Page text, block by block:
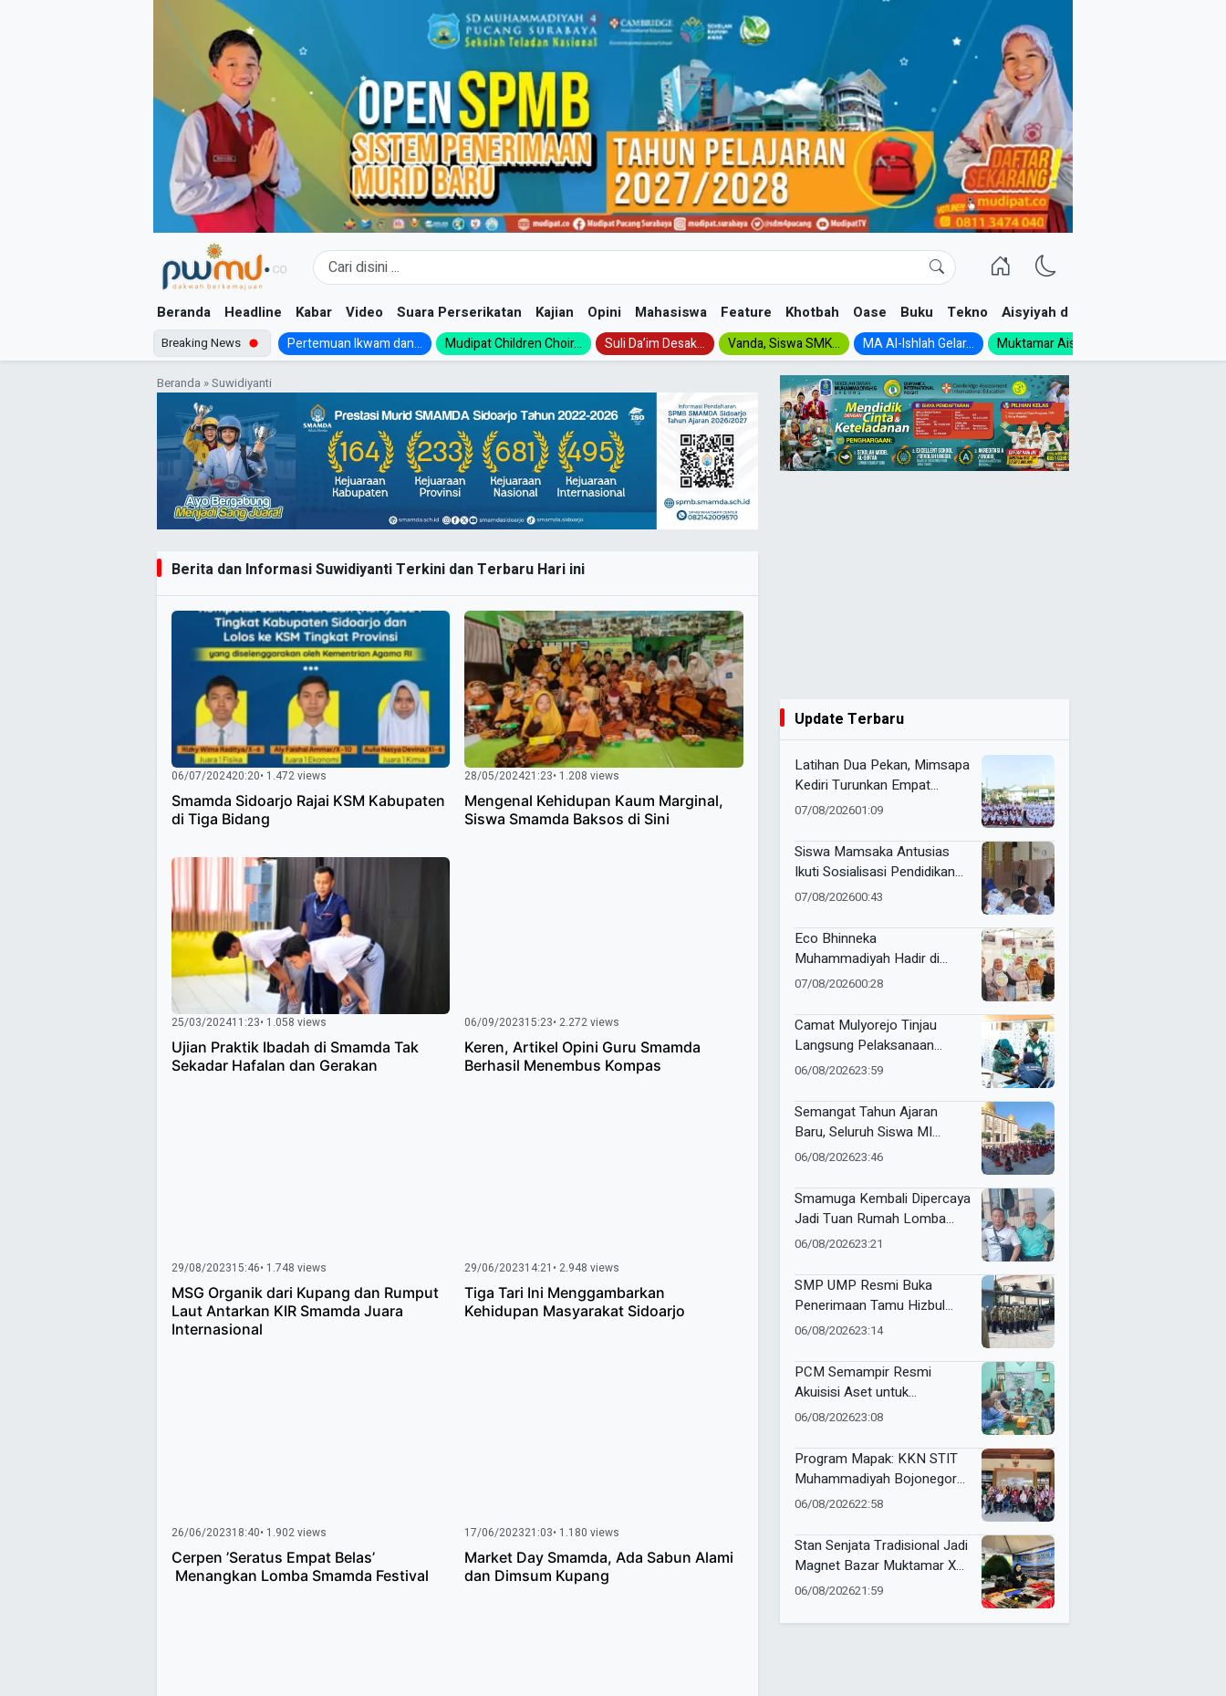
Beranda Headline Kabar Video Suara Perserikatan Kajian Opini Mahasiswa Feature Khotbah Oase Buku Tekno Aisyiyah dan NA
Breaking News Pertemuan Ikwam dan... Mudipat Children Choir... Suli Da’im Desak... Vanda, Siswa SMK... MA Al-Ishlah Gelar... Muktamar Aisyiyah 1926:...
Beranda »Suwidiyanti
Berita dan Informasi Suwidiyanti Terkini dan Terbaru Hari ini
06/07/202420:20• 1.472 views
Smamda Sidoarjo Rajai KSM Kabupaten
di Tiga Bidang
28/05/202421:23• 1.208 views
Mengenal Kehidupan Kaum Marginal,
Siswa Smamda Baksos di Sini
25/03/202411:23• 1.058 views
Ujian Praktik Ibadah di Smamda Tak
Sekadar Hafalan dan Gerakan
06/09/202315:23• 2.272 views
Keren, Artikel Opini Guru Smamda
Berhasil Menembus Kompas
29/08/202315:46• 1.748 views
MSG Organik dari Kupang dan Rumput
Laut Antarkan KIR Smamda Juara
Internasional
29/06/202314:21 • 2.948 views
Tiga Tari Ini Menggambarkan
Kehidupan Masyarakat Sidoarjo
26/06/202318:40• 1.902 views
Cerpen ’Seratus Empat Belas’
Menangkan Lomba Smamda Festival
17/06/202321:03• 1.180 views
Market Day Smamda, Ada Sabun Alami
dan Dimsum Kupang
Update Terbaru
Latihan Dua Pekan, Mimsapa
Kediri Turunkan Empat
Peleton pada LBB HUT Ke-
07/08/202601:09
Siswa Mamsaka Antusias
Ikuti Sosialisasi Pendidikan
Lanjutan ke Luar Negeri
07/08/202600:43
Eco Bhinneka
Muhammadiyah Hadir di
Muktamar Nasyiatul Aisyiyah
07/08/202600:28
Camat Mulyorejo Tinjau
Langsung Pelaksanaan
Imunisasi BIAS MR dan HPV
Surabaya
06/08/202623:59
Semangat Tahun Ajaran
Baru, Seluruh Siswa MI
Muhammadiyah 5
Tapak Suci Perdana
06/08/202623:46
Smamuga Kembali Dipercaya
Jadi Tuan Rumah Lomba
Voli dan Futsal HUT RI Ke-81
06/08/202623:21
SMP UMP Resmi Buka
Penerimaan Tamu Hizbul
Wathan, Tema “Satu Qobilah,
06/08/202623:14
PCM Semampir Resmi
Akuisisi Aset untuk
Pengembangan Amal Usaha
06/08/202623:08
Program Mapak: KKN STIT
Muhammadiyah Bojonegoro
Gelar Sosialisasi Pengolahan
06/08/202622:58
Stan Senjata Tradisional Jadi
Magnet Bazar Muktamar XVI
Tapak Suci Sedunia
06/08/202621:59